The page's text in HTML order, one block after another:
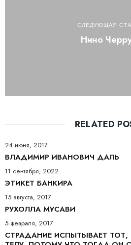
СЛЕДУЮЩАЯ
Нино
RELATED
24 июня, 2017
ВЛАДИМИР ИВАНОВИЧ ДАЛЬ
11 сентября, 2022
ЭТИКЕТ БАНКИРА
15 августа, 2017
РУХОЛЛА МУСАВИ
5 февраля, 2017
СТРАДАНИЕ ИСПЫТЫВАЕТ ТОТ,